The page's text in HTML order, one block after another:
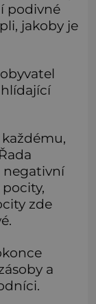
podivné
jakoby je
negativní
zde
a